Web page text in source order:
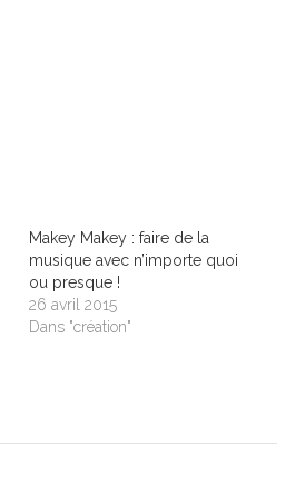
Makey Makey : faire de la
musique avec n’importe quoi
ou presque !
26 avril 2015
Dans "création"